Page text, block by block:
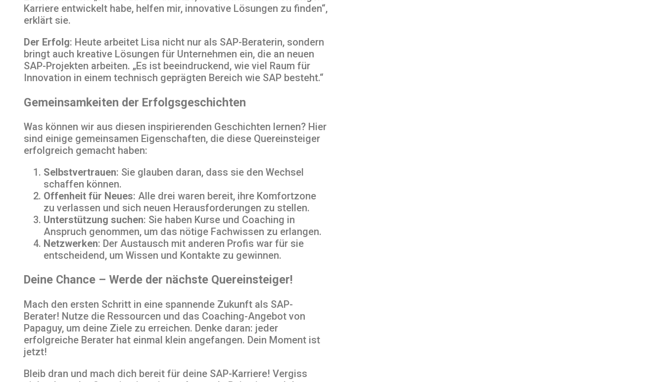
Karriere entwickelt habe, helfen mir, innovative Lösungen zu finden“,
erklärt sie.
Der Erfolg: Heute arbeitet Lisa nicht nur als SAP-Beraterin, sondern
bringt auch kreative Lösungen für Unternehmen ein, die an neuen
SAP-Projekten arbeiten. „Es ist beeindruckend, wie viel Raum für
Innovation in einem technisch geprägten Bereich wie SAP besteht.“
Gemeinsamkeiten der Erfolgsgeschichten
Was können wir aus diesen inspirierenden Geschichten lernen? Hier
sind einige gemeinsamen Eigenschaften, die diese Quereinsteiger
erfolgreich gemacht haben:
Selbstvertrauen: Sie glauben daran, dass sie den Wechsel
schaffen können.
Offenheit für Neues: Alle drei waren bereit, ihre Komfortzone
zu verlassen und sich neuen Herausforderungen zu stellen.
Unterstützung suchen: Sie haben Kurse und Coaching in
Anspruch genommen, um das nötige Fachwissen zu erlangen.
Netzwerken: Der Austausch mit anderen Profis war für sie
entscheidend, um Wissen und Kontakte zu gewinnen.
Deine Chance – Werde der nächste Quereinsteiger!
Mach den ersten Schritt in eine spannende Zukunft als SAP-
Berater! Nutze die Ressourcen und das Coaching-Angebot von
Papaguy, um deine Ziele zu erreichen. Denke daran: jeder
erfolgreiche Berater hat einmal klein angefangen. Dein Moment ist
jetzt!
Bleib dran und mach dich bereit für deine SAP-Karriere! Vergiss